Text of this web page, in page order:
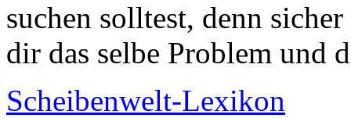
suchen solltest, denn
dir das selbe Problem und
Scheibenwelt-Lexikon